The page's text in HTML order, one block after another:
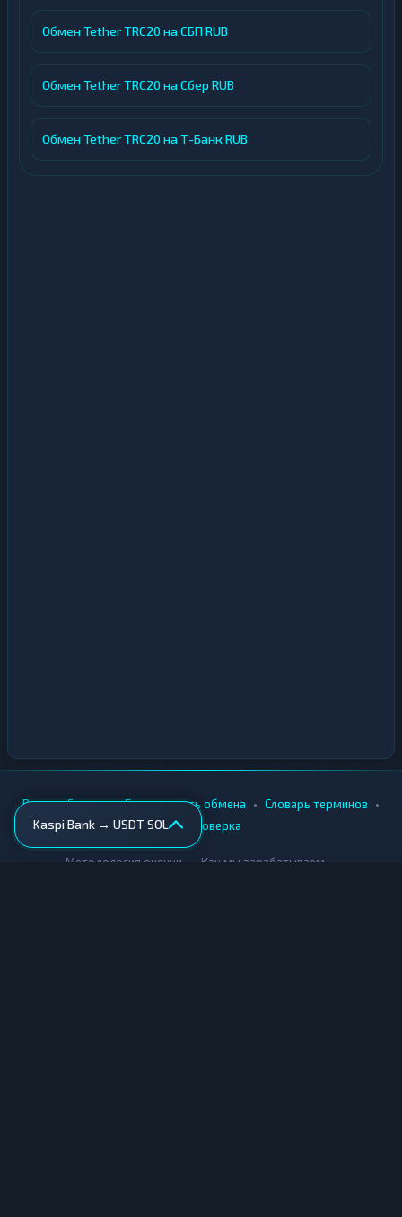
Обмен Tether TRC20 на СБП RUB
Обмен Tether TRC20 на Сбер RUB
Обмен Tether TRC20 на Т-Банк RUB
Kaspi Bank → USDT SOL
Вики • Города • Безопасность обмена • Словарь терминов •
AML-проверка
Методология оценки Как мы зарабатываем